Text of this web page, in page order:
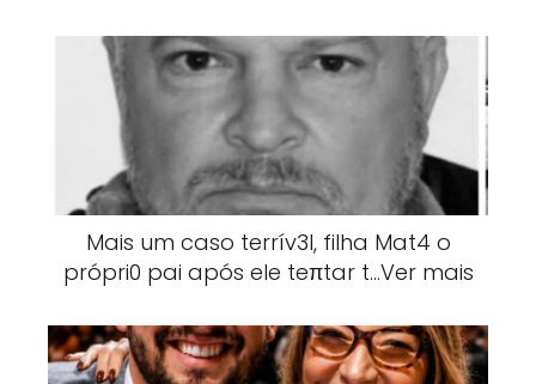
Mais um caso terrív3l, filha Mat4 o
própri0 pai após ele teπtar t…Ver mais